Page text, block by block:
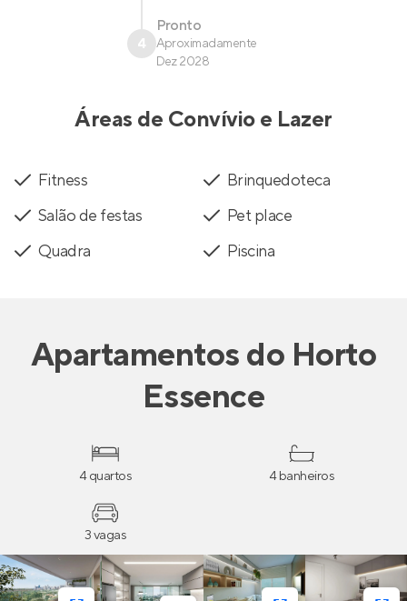
4
Pronto
Aproximadamente
Dez 2028
Áreas de Convívio e Lazer
Fitness
Brinquedoteca
Salão de festas
Pet place
Quadra
Piscina
Apartamentosdo Horto
Essence
4 quartos 4 banheiros
3 vagas